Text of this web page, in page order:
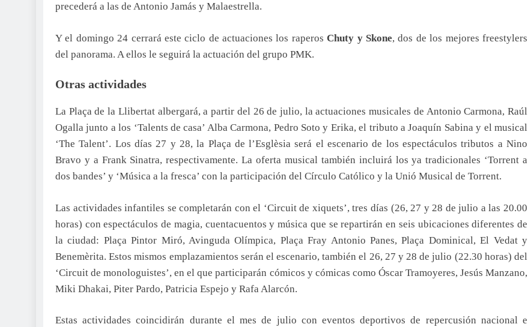
precederá a las de Antonio Jamás y Malaestrella.
Y el domingo 24 cerrará este ciclo de actuaciones los raperosChuty y Skone, dos de los mejores freestylers
del panorama. A ellos le seguirá la actuación del grupo PMK.
Otras actividades
La Plaça de la Llibertat albergará, a partir del 26 de julio, la actuaciones musicales de Antonio Carmona, Raúl
Ogalla junto a los ‘Talents de casa’ Alba Carmona, Pedro Soto y Erika, el tributo a Joaquín Sabina y el musical
‘The Talent’. Los días 27 y 28, la Plaça de l’Esglèsia será el escenario de los espectáculos tributos a Nino
Bravo y a Frank Sinatra, respectivamente. La oferta musical también incluirá los ya tradicionales ‘Torrent a
dos bandes’ y ‘Música a la fresca’ con la participación del Círculo Católico y la Unió Musical de Torrent.
Las actividades infantiles se completarán con el ‘Circuit de xiquets’, tres días (26, 27 y 28 de julio a las 20.00
horas) con espectáculos de magia, cuentacuentos y música que se repartirán en seis ubicaciones diferentes de
la ciudad: Plaça Pintor Miró, Avinguda Olímpica, Plaça Fray Antonio Panes, Plaça Dominical, El Vedat y
Benemèrita. Estos mismos emplazamientos serán el escenario, también el 26, 27 y 28 de julio (22.30 horas) del
‘Circuit de monologuistes’, en el que participarán cómicos y cómicas como Óscar Tramoyeres, Jesús Manzano,
Miki Dhakai, Piter Pardo, Patricia Espejo y Rafa Alarcón.
Estas actividades coincidirán durante el mes de julio con eventos deportivos de repercusión nacional e